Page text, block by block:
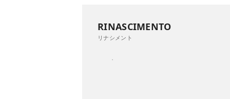
RINASCIMENTO
リナシメント